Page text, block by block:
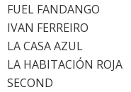
FUEL FANDANGO
IVAN FERREIRO
LA CASA AZUL
LA HABITACIÓN ROJA
SECOND